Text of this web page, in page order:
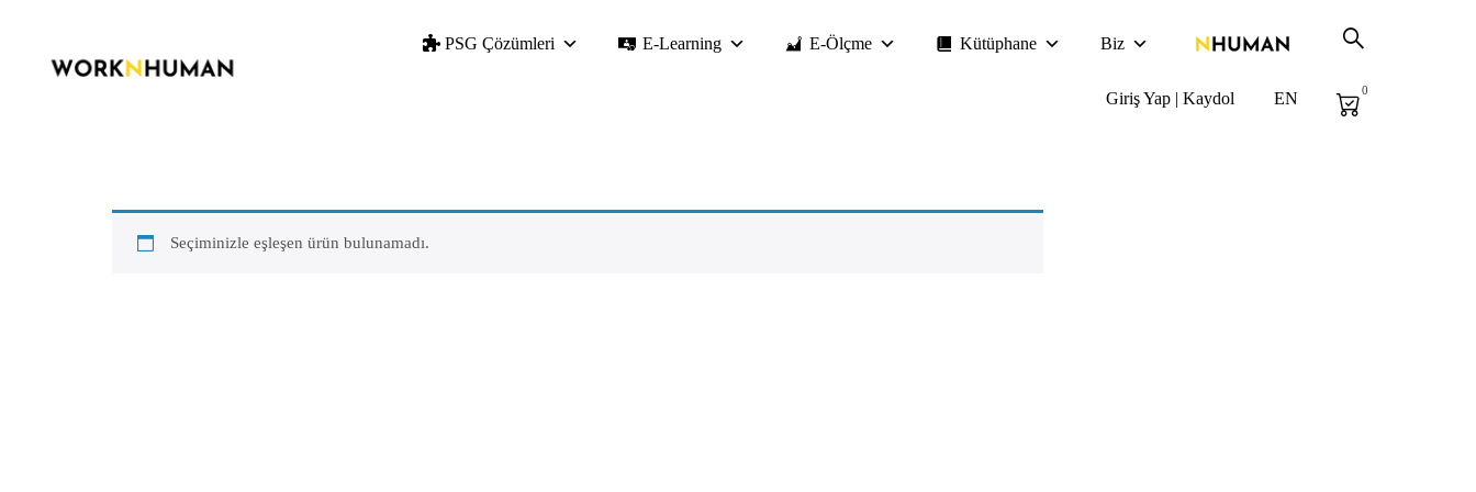
PSG Çözümleri E-Learning E-Ölçme Kütüphane Biz
Giriş Yap | Kaydol EN 0
Seçiminizle eşleşen ürün bulunamadı.